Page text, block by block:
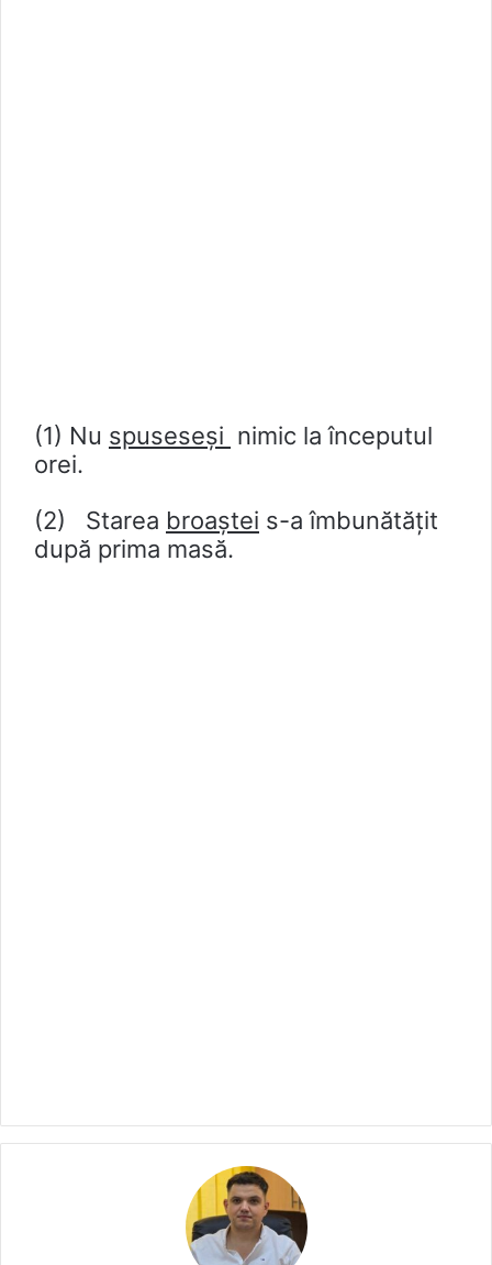
(1) Nu spuseseși nimic la începutul
orei.
(2) Starea broaștei s-a îmbunătățit
după prima masă.